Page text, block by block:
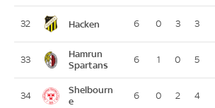
32 Hacken 6 0 3 3
33
Hamrun
Spartans
6 1 0 5
34
Shelbourn
e
6 0 2 4